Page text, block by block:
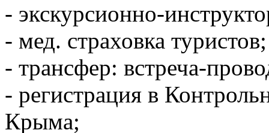
- экскурсионно-
- мед. страховка туристов;
- трансфер: встреча-
- регистрация в
Крыма;